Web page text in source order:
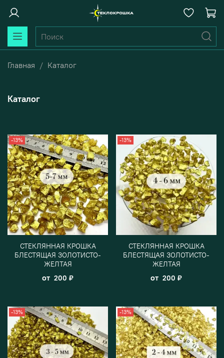
Главная Каталог
Каталог
-13%
СТЕКЛЯННАЯ КРОШКА
БЛЕСТЯЩАЯ ЗОЛОТИСТО-
ЖЕЛТАЯ
от 200 ₽
-13%
СТЕКЛЯННАЯ КРОШКА
БЛЕСТЯЩАЯ ЗОЛОТИСТО-
ЖЕЛТАЯ
от 200 ₽
-13% -13%